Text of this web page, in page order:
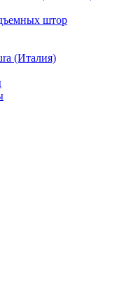
штор
(Италия)